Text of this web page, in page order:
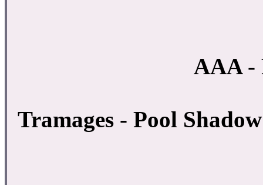
AAA -
Tramages - Pool